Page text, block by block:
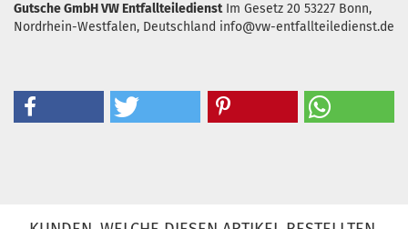
Gutsche GmbH VW Entfallteiledienst Im Gesetz 20 53227 Bonn,
Nordrhein-Westfalen, Deutschland info@vw-entfallteiledienst.de